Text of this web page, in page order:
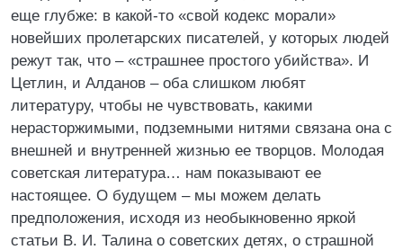
еще глубже: в какой-то «свой кодекс морали»
новейших пролетарских писателей, у которых людей
режут так, что – «страшнее простого убийства». И
Цетлин, и Алданов – оба слишком любят
литературу, чтобы не чувствовать, какими
нерасторжимыми, подземными нитями связана она с
внешней и внутренней жизнью ее творцов. Молодая
советская литература… нам показывают ее
настоящее. О будущем – мы можем делать
предположения, исходя из необыкновенно яркой
статьи В. И. Талина о советских детях, о страшной